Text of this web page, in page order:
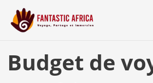
contenu
Budget de